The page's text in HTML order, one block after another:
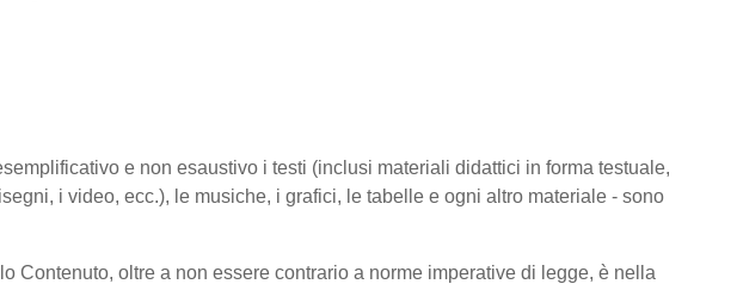
e non esaustivo i testi (inclusi materiali didattici in forma testuale,
i video, ecc.), le musiche, i grafici, le tabelle e ogni altro materiale - sono
oltre a non essere contrario a norme imperative di legge, è nella